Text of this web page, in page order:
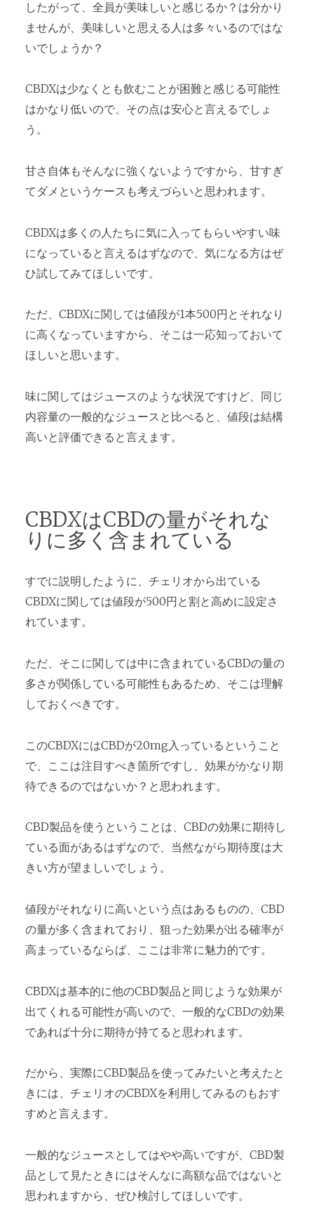
したがって、全員が美味しいと感じるか？は分かり
ませんが、美味しいと思える人は多々いるのではな
いでしょうか？
CBDXは少なくとも飲むことが困難と感じる可能性
はかなり低いので、その点は安心と言えるでしょ
う。
甘さ自体もそんなに強くないようですから、甘すぎ
てダメというケースも考えづらいと思われます。
CBDXは多くの人たちに気に入ってもらいやすい味
になっていると言えるはずなので、気になる方はぜ
ひ試してみてほしいです。
ただ、CBDXに関しては値段が1本500円とそれなり
に高くなっていますから、そこは一応知っておいて
ほしいと思います。
味に関してはジュースのような状況ですけど、同じ
内容量の一般的なジュースと比べると、値段は結構
高いと評価できると言えます。
CBDXはCBDの量がそれな
りに多く含まれている
すでに説明したように、チェリオから出ている
CBDXに関しては値段が500円と割と高めに設定さ
れています。
ただ、そこに関しては中に含まれているCBDの量の
多さが関係している可能性もあるため、そこは理解
しておくべきです。
このCBDXにはCBDが20mg入っているということ
で、ここは注目すべき箇所ですし、効果がかなり期
待できるのではないか？と思われます。
CBD製品を使うということは、CBDの効果に期待し
ている面があるはずなので、当然ながら期待度は大
きい方が望ましいでしょう。
値段がそれなりに高いという点はあるものの、CBD
の量が多く含まれており、狙った効果が出る確率が
高まっているならば、ここは非常に魅力的です。
CBDXは基本的に他のCBD製品と同じような効果が
出てくれる可能性が高いので、一般的なCBDの効果
であれば十分に期待が持てると思われます。
だから、実際にCBD製品を使ってみたいと考えたと
きには、チェリオのCBDXを利用してみるのもおす
すめと言えます。
一般的なジュースとしてはやや高いですが、CBD製
品として見たときにはそんなに高額な品ではないと
思われますから、ぜひ検討してほしいです。